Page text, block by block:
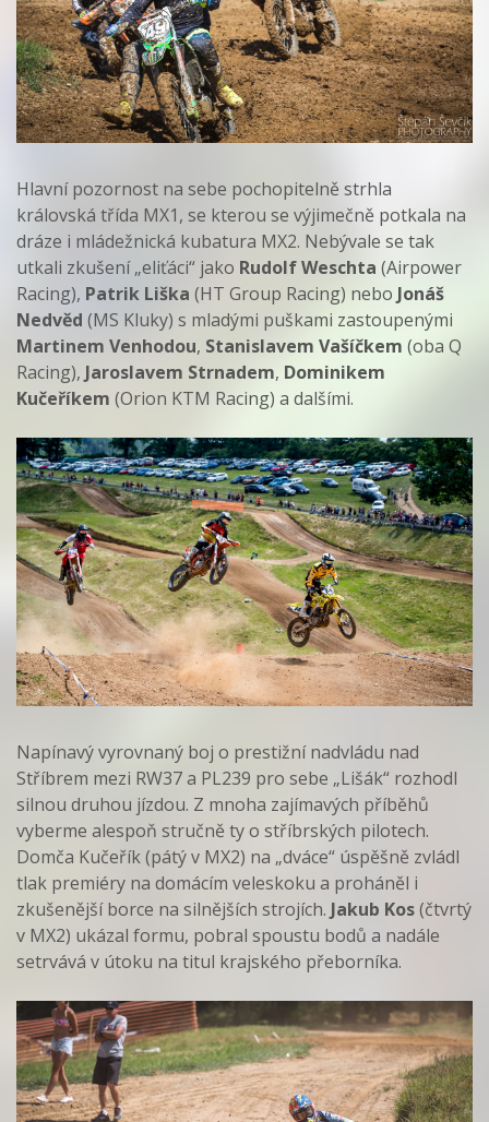
Hlavní pozornost na sebe pochopitelně strhla
královská třída MX1, se kterou se výjimečně potkala na
dráze i mládežnická kubatura MX2. Nebývale se tak
utkali zkušení „eliťáci“ jako Rudolf Weschta (Airpower
Racing), Patrik Liška (HT Group Racing) nebo Jonáš
Nedvěd (MS Kluky) s mladými puškami zastoupenými
Martinem Venhodou, Stanislavem Vašíčkem (oba Q
Racing), Jaroslavem Strnadem, Dominikem
Kučeříkem (Orion KTM Racing) a dalšími.
Napínavý vyrovnaný boj o prestižní nadvládu nad
Stříbrem mezi RW37 a PL239 pro sebe „Lišák“ rozhodl
silnou druhou jízdou. Z mnoha zajímavých příběhů
vyberme alespoň stručně ty o stříbrských pilotech.
Domča Kučeřík (pátý v MX2) na „dváce“ úspěšně zvládl
tlak premiéry na domácím veleskoku a proháněl i
zkušenější borce na silnějších strojích. Jakub Kos(čtvrtý
v MX2) ukázal formu, pobral spoustu bodů a nadále
setrvává v útoku na titul krajského přeborníka.